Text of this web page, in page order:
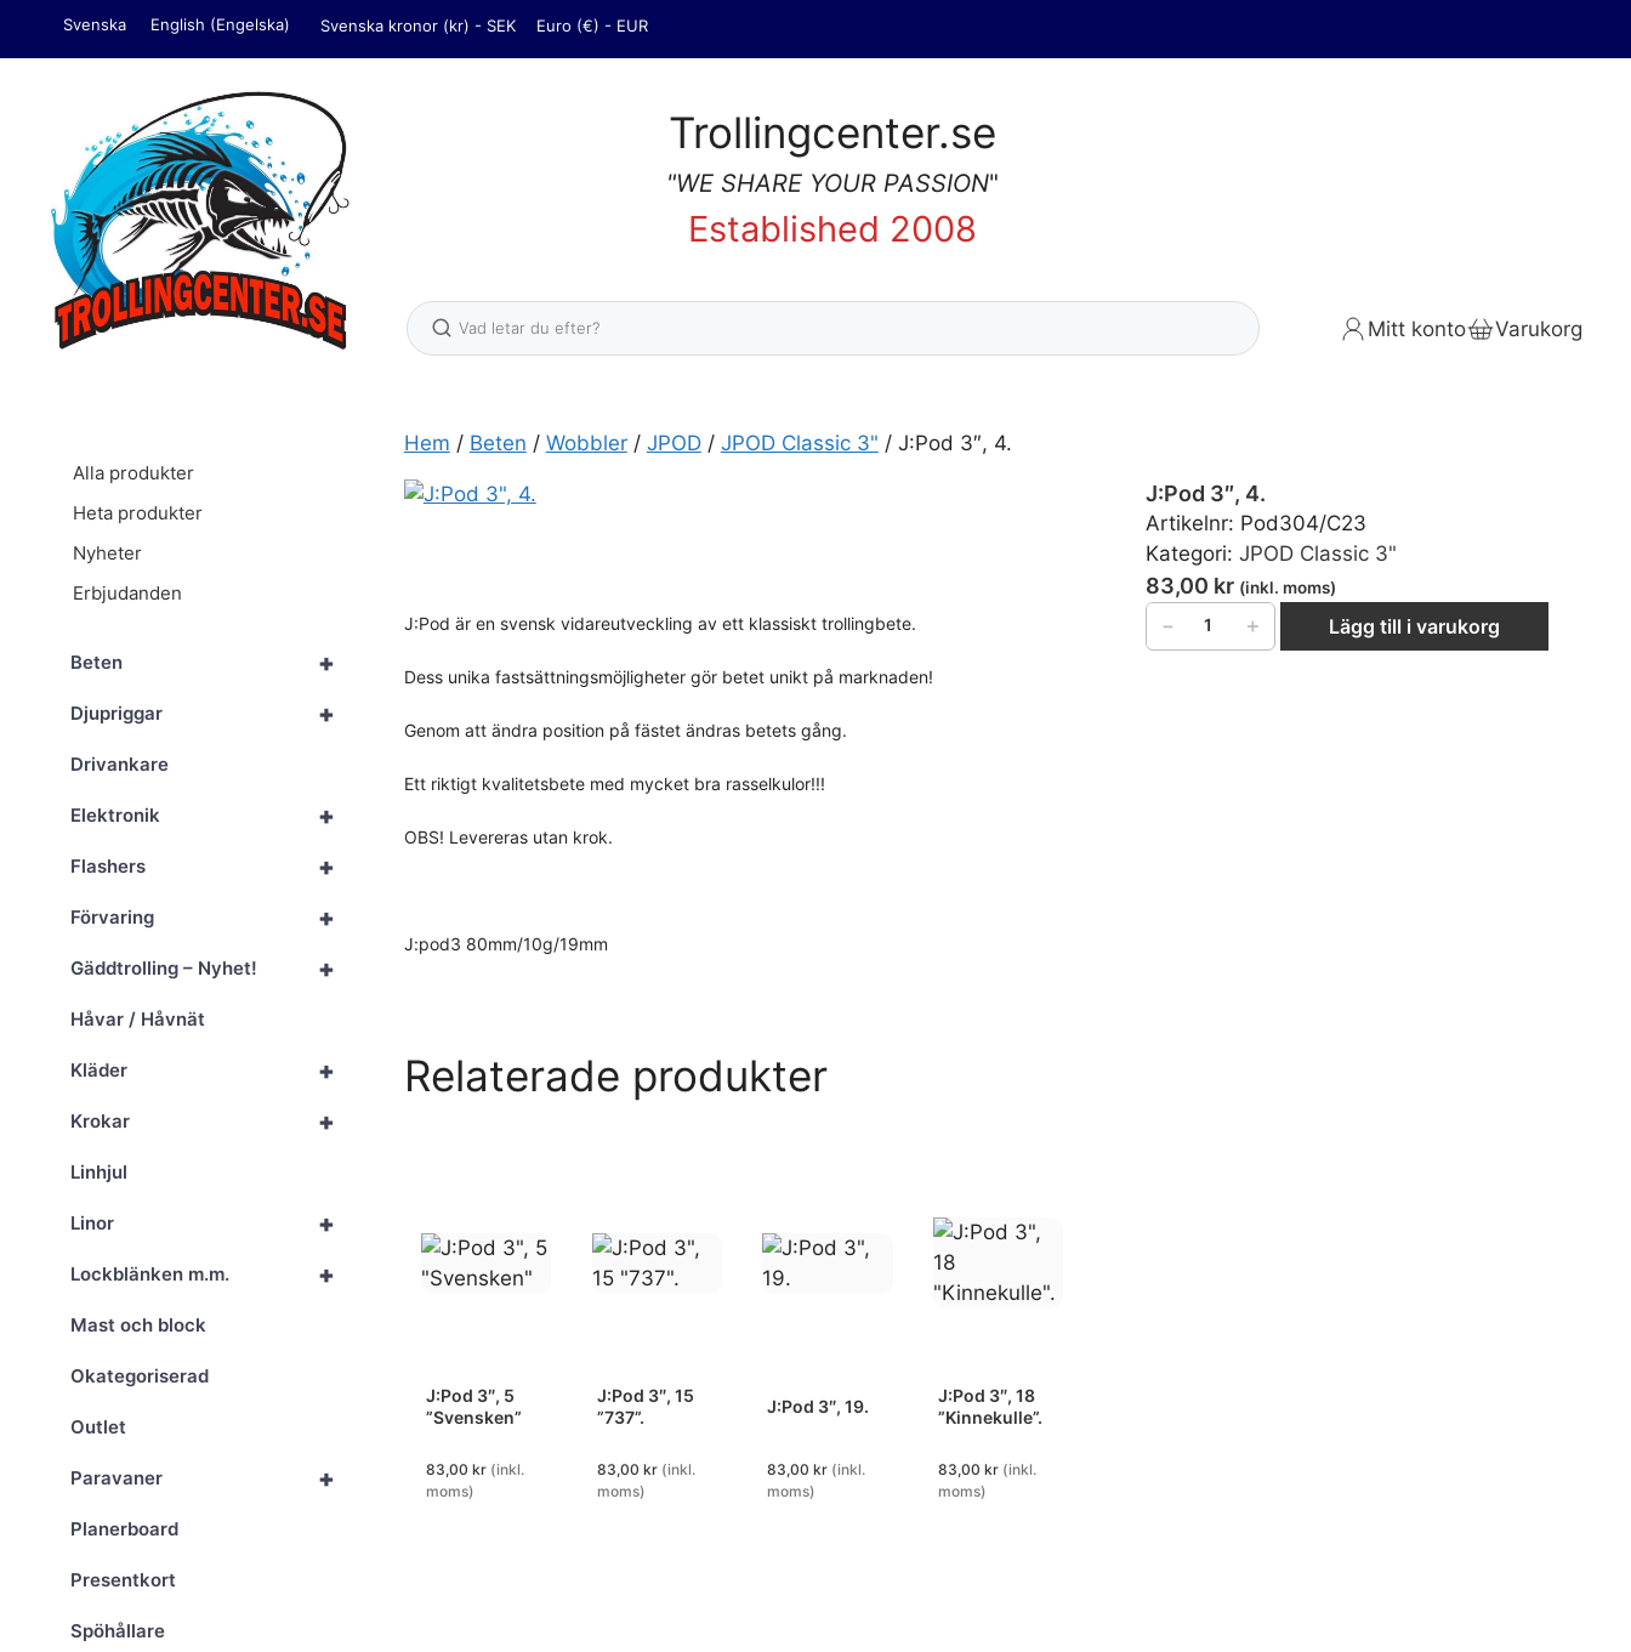
Svenska kronor (kr) - SEK Euro (€) - EUR
Svenska English (Engelska)
Trollingcenter.se
"WE SHARE YOUR PASSION"
Established 2008
Mitt konto Varukorg
Hem / Beten / Wobbler/ JPOD/ JPOD Classic 3" / J:Pod 3″, 4.
J:Pod 3″, 4.
83,00 kr (inkl. moms)
J:Pod 3", 4. mängd
− ＋ Lägg till i varukorg
Artikelnr: Pod304/C23
Kategori:JPOD Classic 3"
J:Pod är en svensk vidareutveckling av ett klassiskt trollingbete.
Dess unika fastsättningsmöjligheter gör betet unikt på marknaden!
Genom att ändra position på fästet ändras betets gång.
Ett riktigt kvalitetsbete med mycket bra rasselkulor!!!
OBS! Levereras utan krok.
J:pod3 80mm/10g/19mm
Relaterade produkter
J:Pod 3″, 5
”Svensken”
83,00 kr (inkl.
moms)
J:Pod 3″, 15
”737”.
83,00 kr (inkl.
moms)
J:Pod 3″, 19.
83,00kr (inkl.
moms)
J:Pod 3″, 18
”Kinnekulle”.
83,00kr (inkl.
moms)
Alla produkter
Heta produkter
Nyheter
Erbjudanden
+
Beten
+
Djupriggar
Drivankare
+
Elektronik
+
Flashers
+
Förvaring
+
Gäddtrolling – Nyhet!
Håvar / Håvnät
+
Kläder
+
Krokar
Linhjul
+
Linor
+
Lockblänken m.m.
Mast och block
Okategoriserad
Outlet
+
Paravaner
Planerboard
Presentkort
Spöhållare